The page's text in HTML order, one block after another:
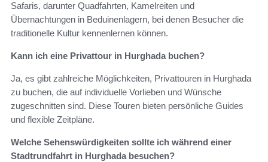
Safaris, darunter Quadfahrten, Kamelreiten und
Übernachtungen in Beduinenlagern, bei denen Besucher die
traditionelle Kultur kennenlernen können.
Kann ich eine Privattour in Hurghada buchen?
Ja, es gibt zahlreiche Möglichkeiten, Privattouren in Hurghada
zu buchen, die auf individuelle Vorlieben und Wünsche
zugeschnitten sind. Diese Touren bieten persönliche Guides
und flexible Zeitpläne.
Welche Sehenswürdigkeiten sollte ich während einer
Stadtrundfahrt in Hurghada besuchen?